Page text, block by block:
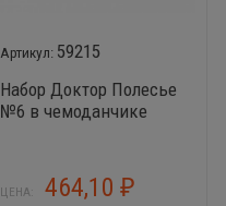
59215
Набор Доктор Полесье
№6 в чемоданчике
ЦЕНА: 464,10₽